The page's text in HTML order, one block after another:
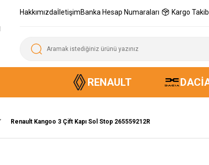
HakkımızdaİletişimBanka Hesap Numaraları Kargo
RENAULT
Renault Kangoo 3 Çift Kapı Sol Stop 265559212R